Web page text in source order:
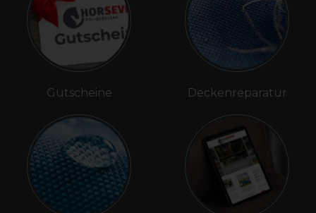
Gutscheine Deckenreparatur